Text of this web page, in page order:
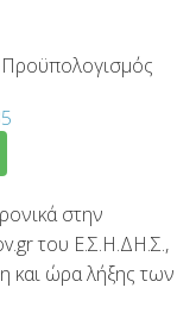
Προϋπολογισμός
στην
του Ε.Σ.Η.ΔΗ.Σ.,
και ώρα λήξης των